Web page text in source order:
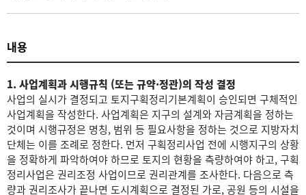
내용
1. 사업계획과 시행규칙 (또는 규약·정관)의 작성 결정
사업의 실시가 결정되고 토지구획정리기본계획이 승인되면 구체적인
사업계획을 작성한다. 사업계획은 지구의 설계와 자금계획을 정하는
것이며 시행규정은 명칭, 범위 등 필요사항을 정하는 것으로 지방자치
단체는 이를 조례로 정한다. 먼저 구획정리사업 전에 시행지구의 상황
을 정확하게 파악하여야 하므로 토지의 현황을 측량하여야 하고, 구획
정리사업은 권리조정 사업이므로 권리관계를 조사한다. 다음으로 측
량과 권리조사가 끝나면 도시계획으로 결정된 가로, 공원 등의 시설을